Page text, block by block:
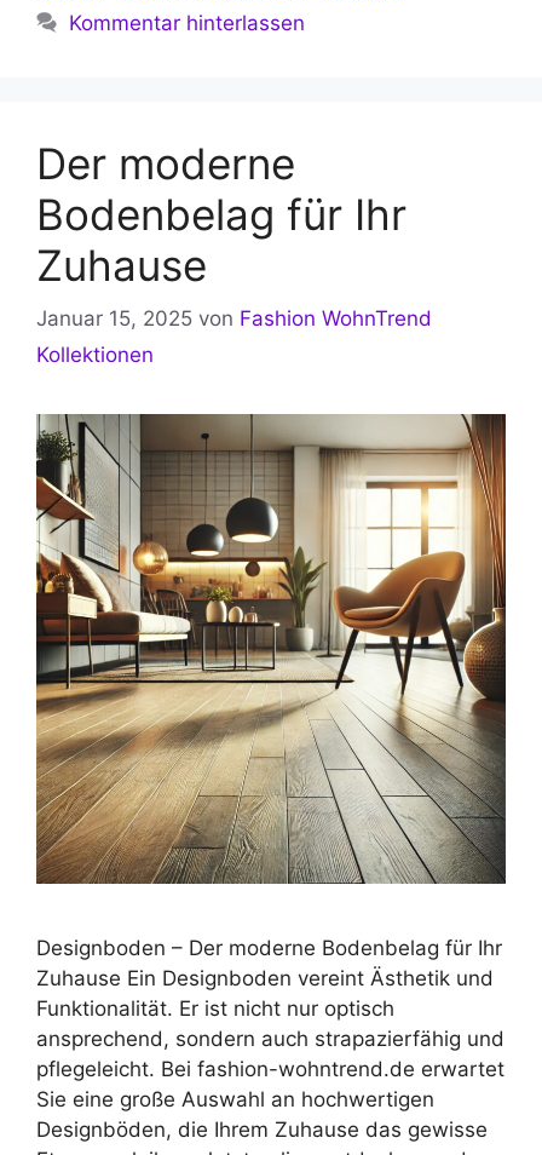
Kommentar hinterlassen
Der moderne
Bodenbelag für Ihr
Zuhause
Januar 15, 2025 von Fashion WohnTrend
Kollektionen
Designboden – Der moderne Bodenbelag für Ihr
Zuhause Ein Designboden vereint Ästhetik und
Funktionalität. Er ist nicht nur optisch
ansprechend, sondern auch strapazierfähig und
pflegeleicht. Bei fashion-wohntrend.de erwartet
Sie eine große Auswahl an hochwertigen
Designböden, die Ihrem Zuhause das gewisse